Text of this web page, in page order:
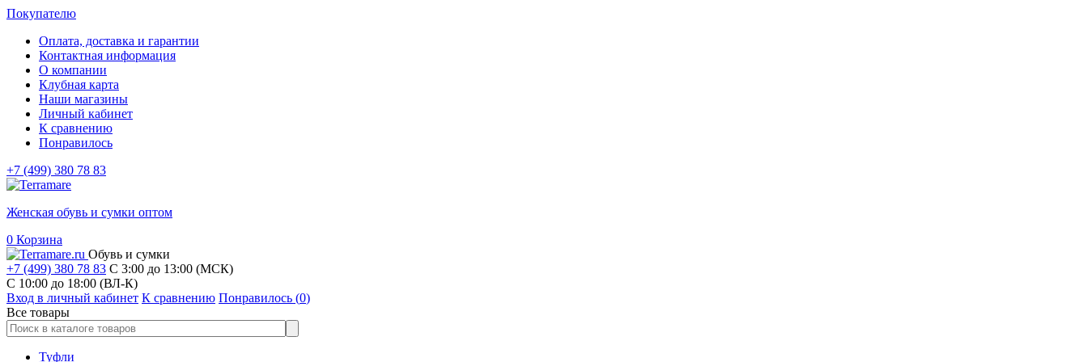
Покупателю
Оплата, доставка и гарантии
Контактная информация
О компании
Клубная карта
Наши магазины
Личный кабинет
К сравнению
Понравилось
+7 (499) 380 78 83
Женская обувь и сумки оптом
0 Корзина
Обувь и сумки
+7 (499) 380 78 83 С 3:00 до 13:00 (МСК)
C 10:00 до 18:00 (ВЛ-К)
Вход в личный кабинет К сравнению Понравилось (0)
Все товары
Туфли